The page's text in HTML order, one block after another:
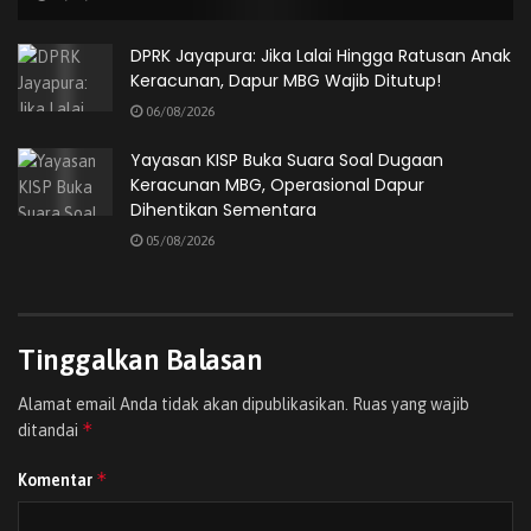
Pelantikan tersebut dilaksanakan berdasarkan Surat
Keputusan Ketua Yayasan Al-Barakah Abepura Nomor
23/YA-ABE/SK/VI/2026 tentang Pengangkatan Rektor,
Wakil Rektor, dan Pejabat Struktural Universitas Papua
Madani Jayapura.
DPRK Jayapura: Jika Lalai Hingga Ratusan Anak
Keracunan, Dapur MBG Wajib Ditutup!
06/08/2026
Yayasan KISP Buka Suara Soal Dugaan
Keracunan MBG, Operasional Dapur
Dihentikan Sementara
05/08/2026
Tinggalkan Balasan
Alamat email Anda tidak akan dipublikasikan.
Ruas yang wajib
ditandai *
Komentar *